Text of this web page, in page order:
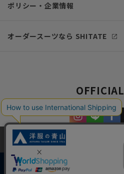
ポリシー・企業情報
オーダースーツなら SHITATE
当サイトでは、快適な閲覧体験とコン
しています。閲覧を続けることで、